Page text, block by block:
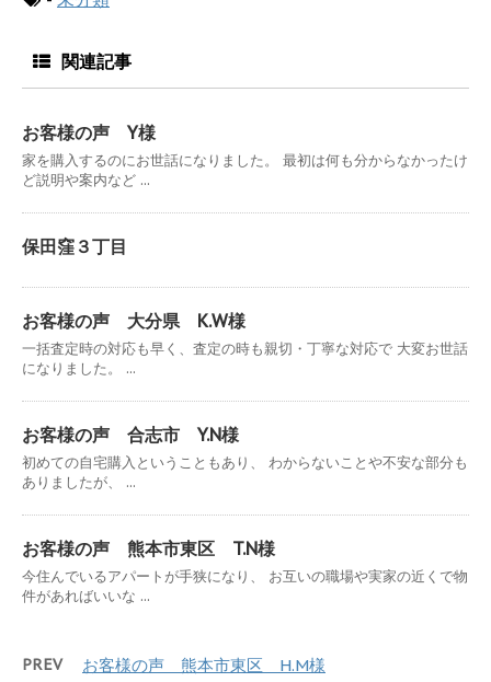
関連記事
お客様の声 Y様
家を購入するのにお世話になりました。 最初は何も分からなかったけ
ど説明や案内など ...
保田窪３丁目
お客様の声 大分県 K.W様
一括査定時の対応も早く、査定の時も親切・丁寧な対応で 大変お世話
になりました。 ...
お客様の声 合志市 Y.N様
初めての自宅購入ということもあり、 わからないことや不安な部分も
ありましたが、 ...
お客様の声 熊本市東区 T.N様
今住んでいるアパートが手狭になり、 お互いの職場や実家の近くで物
件があればいいな ...
PREV お客様の声 熊本市東区 H.M様